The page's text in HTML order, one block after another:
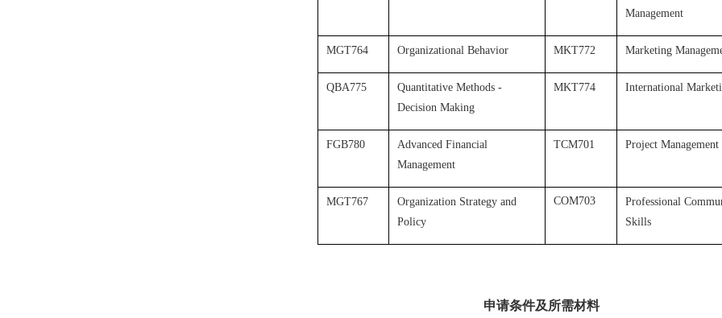
Management
MGT764 Organizational Behavior MKT772 Marketing
QBA775
Quantitative Methods -
Decision Making
MKT774 International
FGB780
Advanced Financial
Management
TCM701 Project Management
MGT767
Organization Strategy and
Policy
COM703
Professional
Skills
申请条件及所需材料